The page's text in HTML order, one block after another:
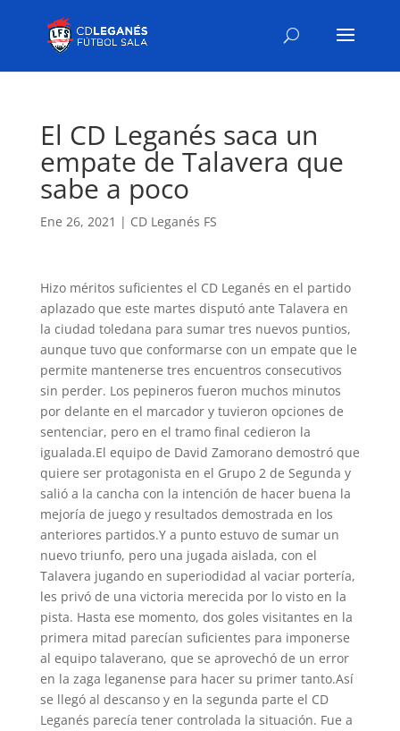
El CD Leganés saca un
empate de Talavera que
sabe a poco
Ene 26, 2021 | CD Leganés FS
Hizo méritos suficientes el CD Leganés en el partido
aplazado que este martes disputó ante Talavera en
la ciudad toledana para sumar tres nuevos puntios,
aunque tuvo que conformarse con un empate que le
permite mantenerse tres encuentros consecutivos
sin perder. Los pepineros fueron muchos minutos
por delante en el marcador y tuvieron opciones de
sentenciar, pero en el tramo final cedieron la
igualada.El equipo de David Zamorano demostró que
quiere ser protagonista en el Grupo 2 de Segunda y
salió a la cancha con la intención de hacer buena la
mejoría de juego y resultados demostrada en los
anteriores partidos.Y a punto estuvo de sumar un
nuevo triunfo, pero una jugada aislada, con el
Talavera jugando en superiodidad al vaciar portería,
les privó de una victoria merecida por lo visto en la
pista. Hasta ese momento, dos goles visitantes en la
primera mitad parecían suficientes para imponerse
al equipo talaverano, que se aprovechó de un error
en la zaga leganense para hacer su primer tanto.Así
se llegó al descanso y en la segunda parte el CD
Leganés parecía tener controlada la situación. Fue a